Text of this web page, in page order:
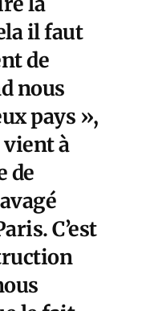
il faut
de
nous
pays »,
vient à
de
C’est